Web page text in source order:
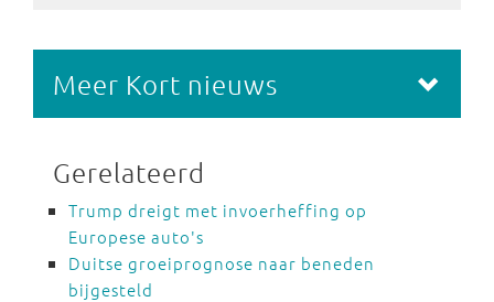
Meer Kort nieuws
Gerelateerd
Trump dreigt met invoerheffing op
Europese auto's
Duitse groeiprognose naar beneden
bijgesteld